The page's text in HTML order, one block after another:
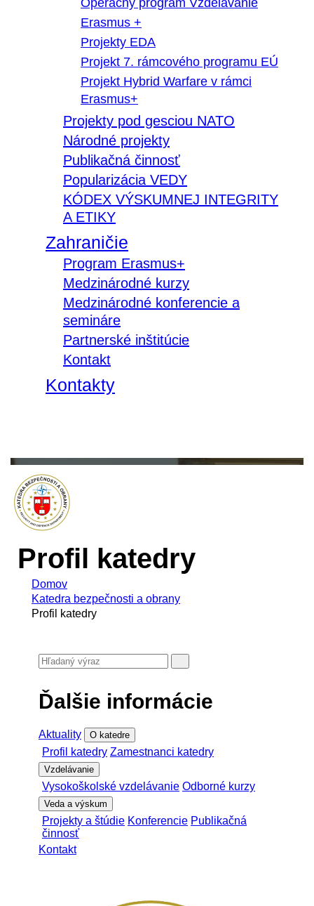
Operačný program Vzdelávanie
Erasmus +
Projekty EDA
Projekt 7. rámcového programu EÚ
Projekt Hybrid Warfare v rámci
Erasmus+
Projekty pod gesciou NATO
Národné projekty
Publikačná činnosť
Popularizácia VEDY
KÓDEX VÝSKUMNEJ INTEGRITY
A ETIKY
Zahraničie
Program Erasmus+
Medzinárodné kurzy
Medzinárodné konferencie a
semináre
Partnerské inštitúcie
Kontakt
Kontakty
Profil katedry
Domov
Katedra bezpečnosti a obrany
Profil katedry
Ďalšie informácie
Aktuality O katedre
Profil katedry Zamestnanci katedry
Vzdelávanie
Vysokoškolské vzdelávanie Odborné kurzy
Veda a výskum
Projekty a štúdie Konferencie Publikačná
činnosť
Kontakt